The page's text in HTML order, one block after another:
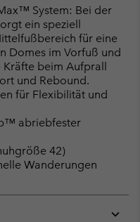
System: Bei der
ein speziell
für eine
Domes im Vorfuß und
Kräfte beim Aufprall
und Rebound.
für Flexibilität und
abriebfester
42)
Wanderungen